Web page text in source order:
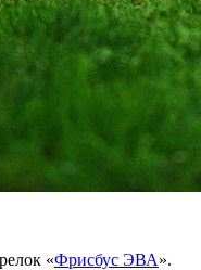
«Фрисбус ЭВА».